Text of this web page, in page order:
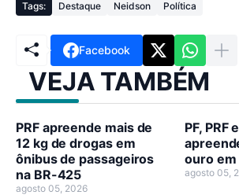
Tags: Destaque Neidson Política
Facebook
VEJA TAMBÉM
PRF apreende mais de
12 kg de drogas em
ônibus de passageiros
na BR-425
agosto 05, 2026
PF, PRF
ouro em
agosto 05,